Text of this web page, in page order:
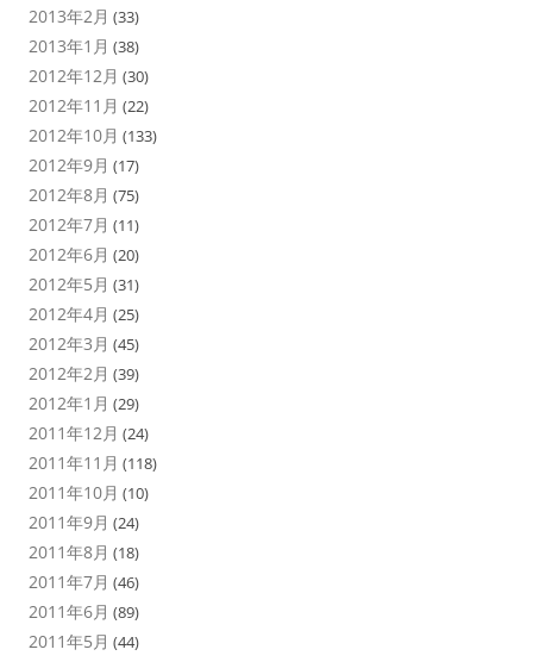
2013年2月 (33)
2013年1月 (38)
2012年12月 (30)
2012年11月 (22)
2012年10月 (133)
2012年9月 (17)
2012年8月 (75)
2012年7月 (11)
2012年6月 (20)
2012年5月 (31)
2012年4月 (25)
2012年3月 (45)
2012年2月 (39)
2012年1月 (29)
2011年12月 (24)
2011年11月 (118)
2011年10月 (10)
2011年9月 (24)
2011年8月 (18)
2011年7月 (46)
2011年6月 (89)
2011年5月 (44)